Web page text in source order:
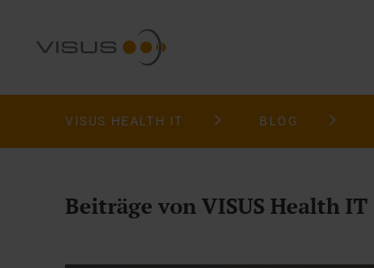
VISUS HEALTH IT BLOG
Beiträge von VISUS Health IT